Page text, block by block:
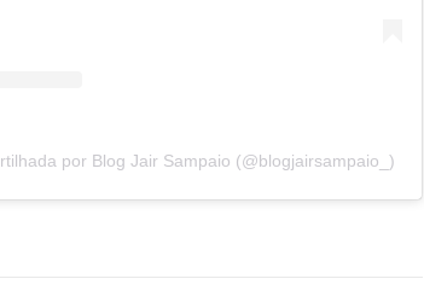
por Blog Jair Sampaio (@blogjairsampaio_)